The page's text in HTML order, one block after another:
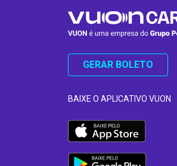
GERAR BOLETO
BAIXE O APLICATIVO VUON